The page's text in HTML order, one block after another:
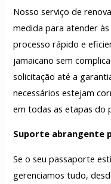
Nosso serviço de
medida para atender
processo rápido e
jamaicano sem
solicitação até a
necessários estejam
em todas as etapas do
Suporte abrangente
Se o seu passaporte
gerenciamos tudo,